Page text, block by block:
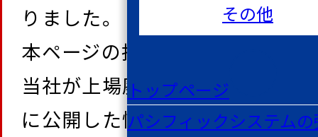
その他
トップページ
パシフィックシステム
りました。
本ページの掲載情報には、
当社が上場廃止となるまで
に公開した情報を含んでお